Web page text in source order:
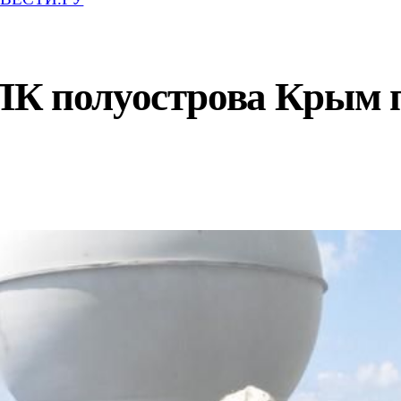
полуострова Крым